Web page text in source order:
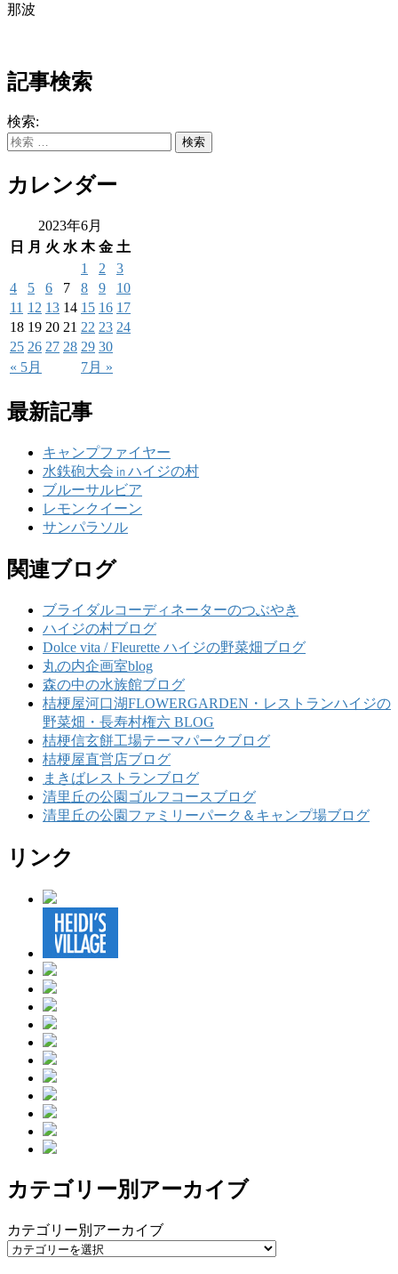
那波
記事検索
検索:
カレンダー
2023年6月
日
月 火 水 木 金 土
« 5月 7月 »
1 2
3
4
5 6 7 8 9
10
11 12 13 14 15 16 17
18 19 20 21 22 23 24
25 26 27 28 29 30
最新記事
キャンプファイヤー
水鉄砲大会㏌ハイジの村
ブルーサルビア
レモンクイーン
サンパラソル
関連ブログ
ブライダルコーディネーターのつぶやき
ハイジの村ブログ
Dolce vita / Fleurette ハイジの野菜畑ブログ
丸の内企画室blog
森の中の水族館ブログ
桔梗屋河口湖FLOWERGARDEN・レストランハイジの
野菜畑・長寿村権六 BLOG
桔梗信玄餅工場テーマパークブログ
桔梗屋直営店ブログ
まきばレストランブログ
清里丘の公園ゴルフコースブログ
清里丘の公園ファミリーパーク＆キャンプ場ブログ
リンク
カテゴリー別アーカイブ
カテゴリー別アーカイブ